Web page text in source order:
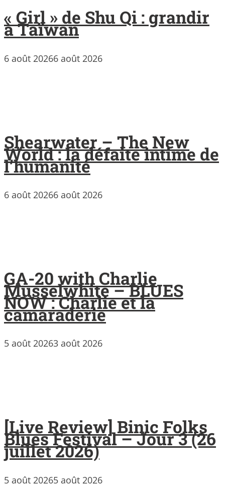
« Girl » de Shu Qi : grandir
à Taïwan
6 août 20266 août 2026
Shearwater – The New
World : la défaite intime de
l’humanité
6 août 20266 août 2026
GA-20 with Charlie
Musselwhite – BLUES
NOW : Charlie et la
camaraderie
5 août 20263 août 2026
[Live Review] Binic Folks
Blues Festival – Jour 3 (26
juillet 2026)
5 août 20265 août 2026